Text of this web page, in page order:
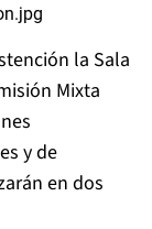
la Sala
Mixta
y de
en dos